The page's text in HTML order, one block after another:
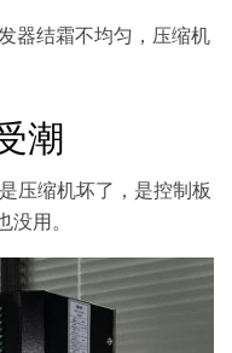
器结霜不均匀，压缩机
潮
压缩机坏了，是控制板
用。